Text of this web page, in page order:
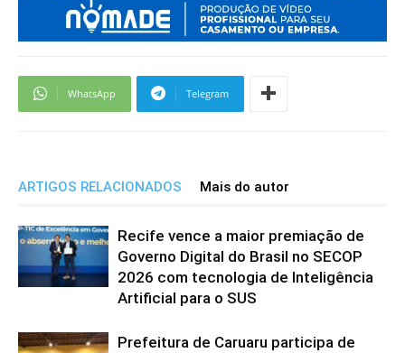
WhatsApp Telegram
ARTIGOS RELACIONADOS Mais do autor
Recife vence a maior premiação de
Governo Digital do Brasil no SECOP
2026 com tecnologia de Inteligência
Artificial para o SUS
Prefeitura de Caruaru participa de